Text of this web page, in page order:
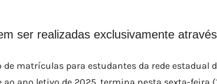
ser realizadas exclusivamente
de matrículas para estudantes da rede estadual
ano letivo de 2025, termina nesta sexta-feira